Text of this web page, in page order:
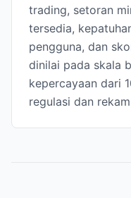
trading, setoran
tersedia,
pengguna, dan
dinilai pada skala
kepercayaan dari
regulasi dan